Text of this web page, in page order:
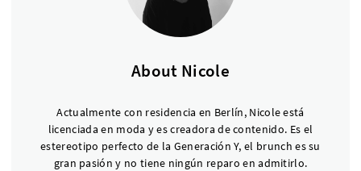
About Nicole
Actualmente con residencia en Berlín, Nicole está
licenciada en moda y es creadora de contenido. Es el
estereotipo perfecto de la Generación Y, el brunch es su
gran pasión y no tiene ningún reparo en admitirlo.